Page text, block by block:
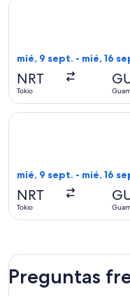
mié, 9 sept. - mié, 16
NRT
Tokio Guam
mié, 9 sept. - mié, 16
NRT
Tokio Guam
Seleccionar vuelo de
Preguntas